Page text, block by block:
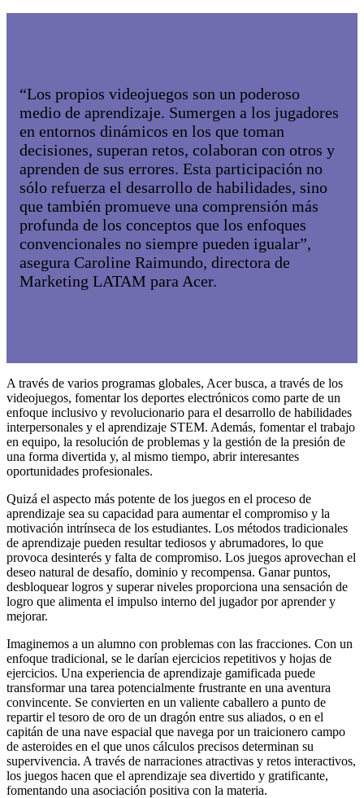
“Los propios videojuegos son un poderoso
medio de aprendizaje. Sumergen a los jugadores
en entornos dinámicos en los que toman
decisiones, superan retos, colaboran con otros y
aprenden de sus errores. Esta participación no
sólo refuerza el desarrollo de habilidades, sino
que también promueve una comprensión más
profunda de los conceptos que los enfoques
convencionales no siempre pueden igualar”,
asegura Caroline Raimundo, directora de
Marketing LATAM para Acer.
A través de varios programas globales, Acer busca, a través de los
videojuegos, fomentar los deportes electrónicos como parte de un
enfoque inclusivo y revolucionario para el desarrollo de habilidades
interpersonales y el aprendizaje STEM. Además, fomentar el trabajo
en equipo, la resolución de problemas y la gestión de la presión de
una forma divertida y, al mismo tiempo, abrir interesantes
oportunidades profesionales.
Quizá el aspecto más potente de los juegos en el proceso de
aprendizaje sea su capacidad para aumentar el compromiso y la
motivación intrínseca de los estudiantes. Los métodos tradicionales
de aprendizaje pueden resultar tediosos y abrumadores, lo que
provoca desinterés y falta de compromiso. Los juegos aprovechan el
deseo natural de desafío, dominio y recompensa. Ganar puntos,
desbloquear logros y superar niveles proporciona una sensación de
logro que alimenta el impulso interno del jugador por aprender y
mejorar.
Imaginemos a un alumno con problemas con las fracciones. Con un
enfoque tradicional, se le darían ejercicios repetitivos y hojas de
ejercicios. Una experiencia de aprendizaje gamificada puede
transformar una tarea potencialmente frustrante en una aventura
convincente. Se convierten en un valiente caballero a punto de
repartir el tesoro de oro de un dragón entre sus aliados, o en el
capitán de una nave espacial que navega por un traicionero campo
de asteroides en el que unos cálculos precisos determinan su
supervivencia. A través de narraciones atractivas y retos interactivos,
los juegos hacen que el aprendizaje sea divertido y gratificante,
fomentando una asociación positiva con la materia.